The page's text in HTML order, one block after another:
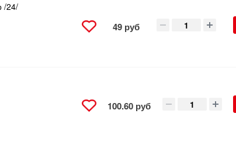
/24/
49 руб
100.60 руб